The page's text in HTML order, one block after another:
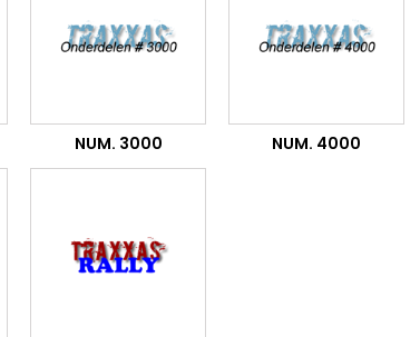
NUM. 3000 NUM. 4000